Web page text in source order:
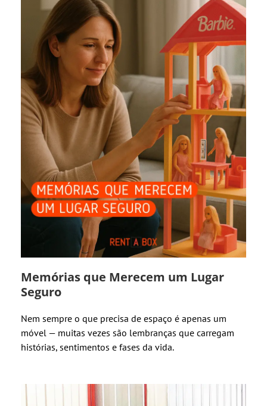
Memórias que Merecem um Lugar
Seguro
Nem sempre o que precisa de espaço é apenas um
móvel — muitas vezes são lembranças que carregam
histórias, sentimentos e fases da vida.